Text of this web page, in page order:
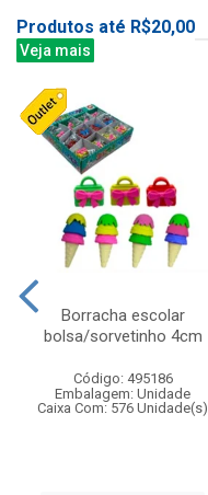
Produtos até R$20,00
Veja mais
Borracha escolar
bolsa/sorvetinho 4cm
Código: 495186
Embalagem: Unidade
Caixa Com: 576 Unidade(s)